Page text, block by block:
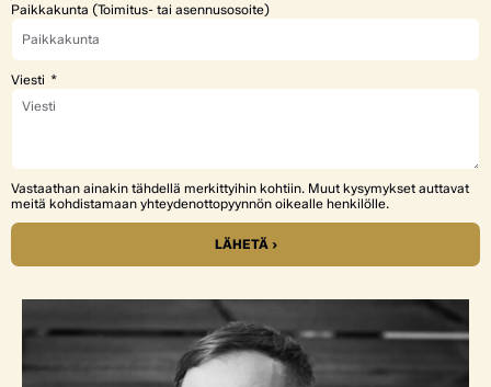
Paikkakunta (Toimitus- tai asennusosoite)
Viesti
Vastaathan ainakin tähdellä merkittyihin kohtiin. Muut kysymykset auttavat
meitä kohdistamaan yhteydenottopyynnön oikealle henkilölle.
LÄHETÄ ›